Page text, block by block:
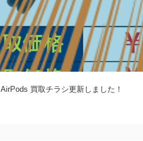
AirPods 買取チラシ更新しました！